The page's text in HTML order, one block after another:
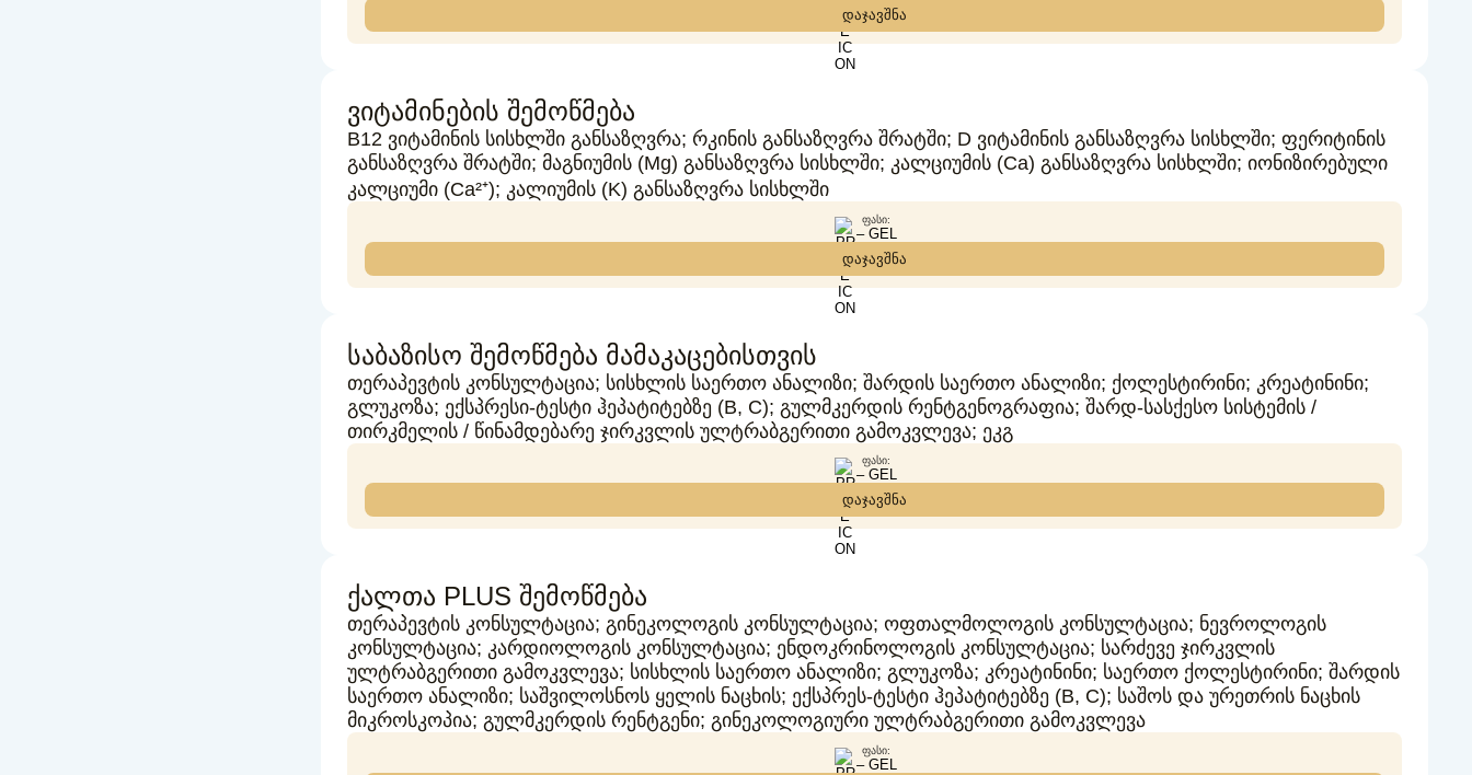
დაჯავშნა
ვიტამინების შემოწმება
В12 ვიტამინის სისხლში განსაზღვრა; რკინის განსაზღვრა შრატში; D ვიტამინის განსაზღვრა სისხლში; ფერიტინის
განსაზღვრა შრატში; მაგნიუმის (Mg) განსაზღვრა სისხლში; კალციუმის (Ca) განსაზღვრა სისხლში; იონიზირებული
კალციუმი (Ca²⁺); კალიუმის (K) განსაზღვრა სისხლში
ᲤᲐᲡᲘ:
– GEL
დაჯავშნა
საბაზისო შემოწმება მამაკაცებისთვის
თერაპევტის კონსულტაცია; სისხლის საერთო ანალიზი; შარდის საერთო ანალიზი; ქოლესტირინი; კრეატინინი;
გლუკოზა; ექსპრესი-ტესტი ჰეპატიტებზე (B, C); გულმკერდის რენტგენოგრაფია; შარდ-სასქესო სისტემის /
თირკმელის / წინამდებარე ჯირკვლის ულტრაბგერითი გამოკვლევა; ეკგ
ᲤᲐᲡᲘ:
– GEL
დაჯავშნა
ქალთა PLUS შემოწმება
თერაპევტის კონსულტაცია; გინეკოლოგის კონსულტაცია; ოფთალმოლოგის კონსულტაცია; ნევროლოგის
კონსულტაცია; კარდიოლოგის კონსულტაცია; ენდოკრინოლოგის კონსულტაცია; სარძევე ჯირკვლის
ულტრაბგერითი გამოკვლევა; სისხლის საერთო ანალიზი; გლუკოზა; კრეატინინი; საერთო ქოლესტირინი; შარდის
საერთო ანალიზი; საშვილოსნოს ყელის ნაცხის; ექსპრეს-ტესტი ჰეპატიტებზე (В, С); საშოს და ურეთრის ნაცხის
მიკროსკოპია; გულმკერდის რენტგენი; გინეკოლოგიური ულტრაბგერითი გამოკვლევა
ᲤᲐᲡᲘ:
– GEL